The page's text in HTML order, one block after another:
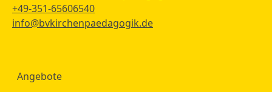
+49-351-65606540
info@bvkirchenpaedagogik.de
Angebote